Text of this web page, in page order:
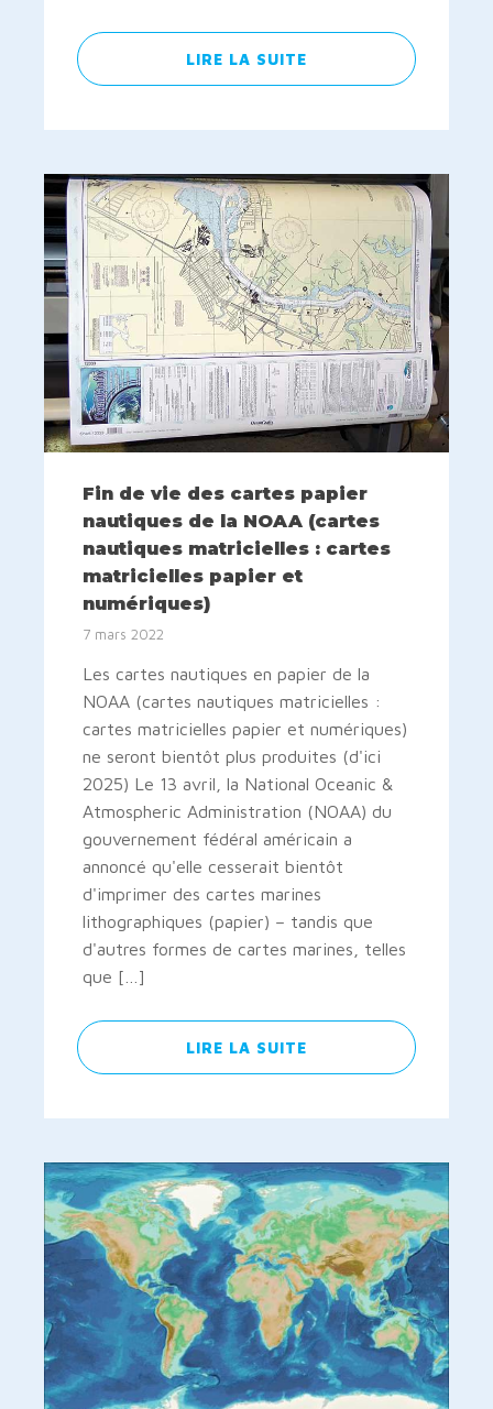
LIRE LA SUITE
Fin de vie des cartes papier
nautiques de la NOAA (cartes
nautiques matricielles : cartes
matricielles papier et
numériques)
7 mars 2022
Les cartes nautiques en papier de la
NOAA (cartes nautiques matricielles :
cartes matricielles papier et numériques)
ne seront bientôt plus produites (d'ici
2025) Le 13 avril, la National Oceanic &
Atmospheric Administration (NOAA) du
gouvernement fédéral américain a
annoncé qu'elle cesserait bientôt
d'imprimer des cartes marines
lithographiques (papier) – tandis que
d'autres formes de cartes marines, telles
que […]
LIRE LA SUITE